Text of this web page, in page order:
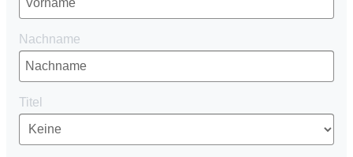
Nachname
Titel